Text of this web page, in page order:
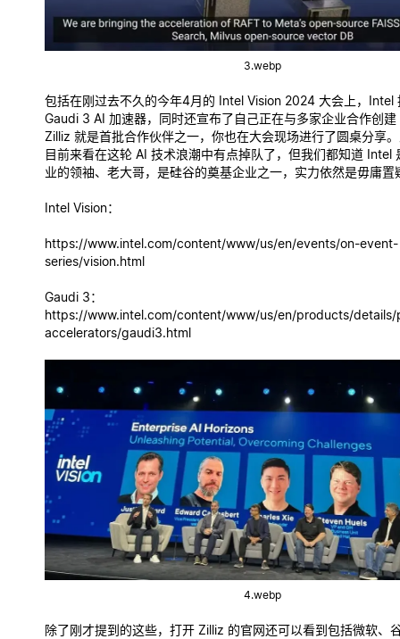
3.webp
包括在刚过去不久的今年4月的 Intel Vision 2024 大会上，Intel
Gaudi 3 AI 加速器，同时还宣布了自己正在与多家企业合作创
Zilliz 就是首批合作伙伴之一，你也在大会现场进行了圆桌分享
目前来看在这轮 AI 技术浪潮中有点掉队了，但我们都知道 Intel
业的领袖、老大哥，是硅谷的奠基企业之一，实力依然是毋庸置
Intel Vision：
https://www.intel.com/content/www/us/en/events/on-event-
series/vision.html
Gaudi 3：
https://www.intel.com/content/www/us/en/products/details/
accelerators/gaudi3.html
4.webp
除了刚才提到的这些，打开 Zilliz 的官网还可以看到包括微软、